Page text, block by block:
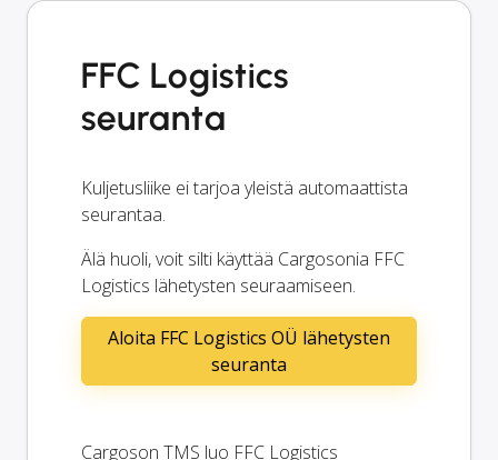
FFC Logistics
seuranta
Kuljetusliike ei tarjoa yleistä automaattista
seurantaa.
Älä huoli, voit silti käyttää Cargosonia FFC
Logistics lähetysten seuraamiseen.
Aloita FFC Logistics OÜ lähetysten
seuranta
Cargoson TMS luo FFC Logistics